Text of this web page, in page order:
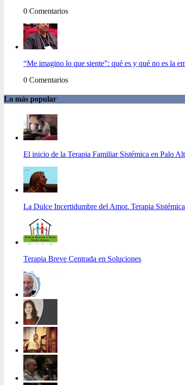
0 Comentarios
“Me imagino lo que siente”: qué es y qué no es la
0 Comentarios
Lo más popular
El inicio de la Terapia Familiar Sistémica en Palo
La Dulce Incertidumbre del Amor. Terapia
Terapia Breve Centrada en Soluciones